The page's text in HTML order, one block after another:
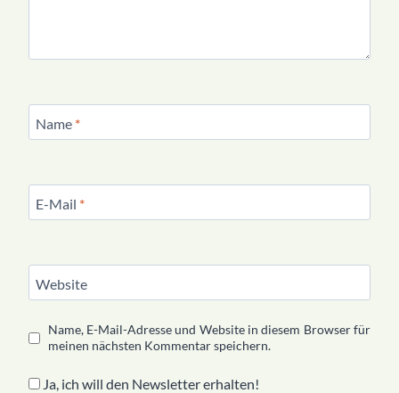
Name *
E-Mail *
Website
Name, E-Mail-Adresse und Website in diesem Browser für
meinen nächsten Kommentar speichern.
Ja, ich will den Newsletter erhalten!